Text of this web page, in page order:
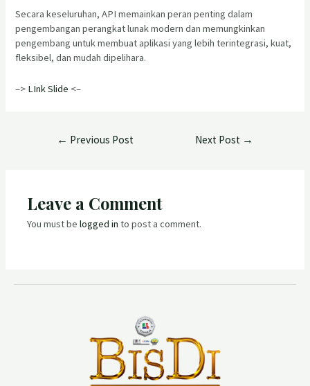
Secara keseluruhan, API memainkan peran penting dalam
pengembangan perangkat lunak modern dan memungkinkan
pengembang untuk membuat aplikasi yang lebih terintegrasi, kuat,
fleksibel, dan mudah dipelihara.
–> LInk Slide <–
← Previous Post Next Post →
Leave a Comment
You must belogged in to post a comment.